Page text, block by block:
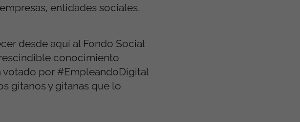
entidades sociales,
desde aquí al Fondo Social
conocimiento
votado por #EmpleandoDigital
gitanos y gitanas que lo